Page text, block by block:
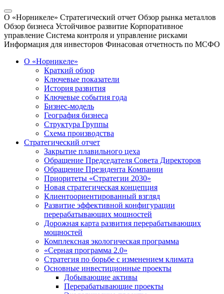
О «Норникеле» Стратегический отчет Обзор рынка металлов
Обзор бизнеса Устойчивое развитие Корпоративное
управление Система контроля и управление рисками
Информация для инвесторов Финасовая отчетность по МСФО
О «Норникеле»
Краткий обзор
Ключевые показатели
История развития
Ключевые события года
Бизнес-модель
География бизнеса
Структура Группы
Схема производства
Стратегический отчет
Закрытие плавильного цеха
Обращение Председателя Совета Директоров
Обращение Президента Компании
Приоритеты «Стратегии 2030»
Новая стратегическая концепция
Клиентоориентированный взгляд
Развитие эффективной конфигурации
перерабатывающих мощностей
Дорожная карта развития перерабатывающих
мощностей
Комплексная экологическая программа
«Серная программа 2.0»
Стратегия по борьбе с изменением климата
Основные инвестиционные проекты
Добывающие активы
Перерабатывающие проекты